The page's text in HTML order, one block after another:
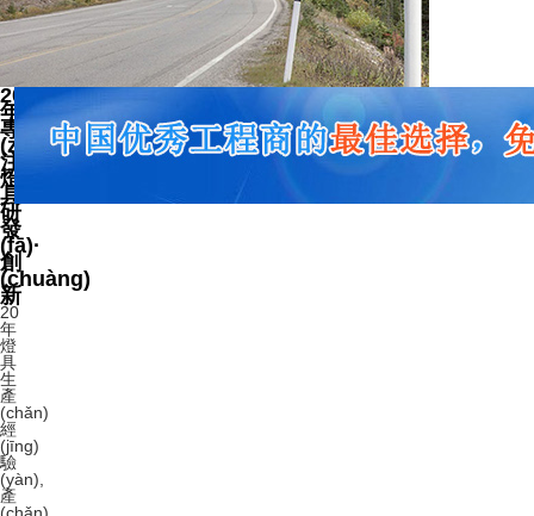
20
年
專
(zhuān)
注
燈
具
研
發
(fā)·
創
(chuàng)
新
20
年
燈
具
生
產
(chǎn)
經
(jīng)
驗
(yàn)
產